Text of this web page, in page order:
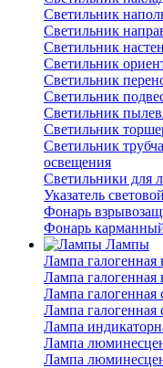
Светильник
Светильник
Светильник
Светильник
Светильник
Светильник
Светильник
Светильник
Светильник
освещения
Светильники для
Указатель световой
Фонарь
Фонарь
Лампы
Лампа галогенная
Лампа галогенная
Лампа галогенная
Лампа галогенная
Лампа
Лампа
Лампа